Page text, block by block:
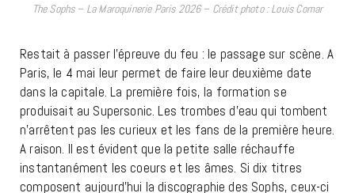
The Sophs – La Maroquinerie Paris 2026 – Crédit photo : Louis Comar
Restait à passer l’épreuve du feu : le passage sur scène. A
Paris, le 4 mai leur permet de faire leur deuxième date
dans la capitale. La première fois, la formation se
produisait au Supersonic. Les trombes d’eau qui tombent
n’arrêtent pas les curieux et les fans de la première heure.
A raison. Il est évident que la petite salle réchauffe
instantanément les coeurs et les âmes. Si dix titres
composent aujourd’hui la discographie des Sophs, ceux-ci